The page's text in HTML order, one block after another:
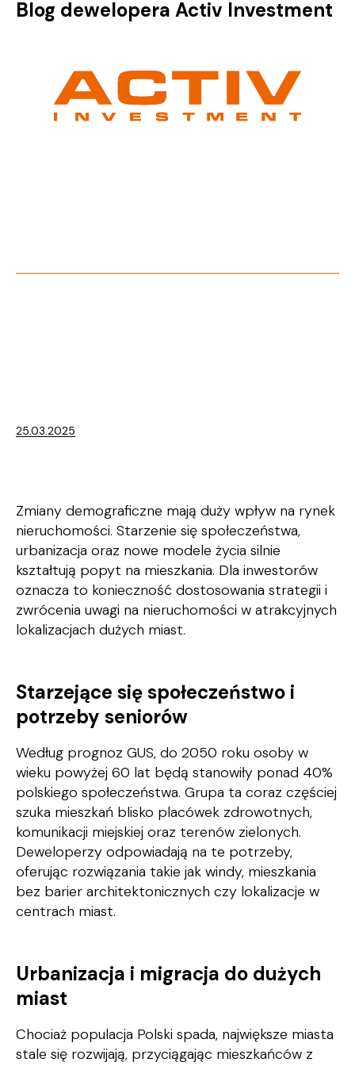
Blog dewelopera Activ Investment
25.03.2025
Zmiany demograficzne mają duży wpływ na rynek
nieruchomości. Starzenie się społeczeństwa,
urbanizacja oraz nowe modele życia silnie
kształtują popyt na mieszkania. Dla inwestorów
oznacza to konieczność dostosowania strategii i
zwrócenia uwagi na nieruchomości w atrakcyjnych
lokalizacjach dużych miast.
Starzejące się społeczeństwo i
potrzeby seniorów
Według prognoz GUS, do 2050 roku osoby w
wieku powyżej 60 lat będą stanowiły ponad 40%
polskiego społeczeństwa. Grupa ta coraz częściej
szuka mieszkań blisko placówek zdrowotnych,
komunikacji miejskiej oraz terenów zielonych.
Deweloperzy odpowiadają na te potrzeby,
oferując rozwiązania takie jak windy, mieszkania
bez barier architektonicznych czy lokalizacje w
centrach miast.
Urbanizacja i migracja do dużych
miast
Chociaż populacja Polski spada, największe miasta
stale się rozwijają, przyciągając mieszkańców z